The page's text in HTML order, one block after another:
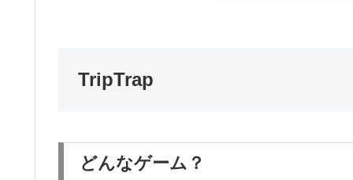
TripTrap
どんなゲーム？